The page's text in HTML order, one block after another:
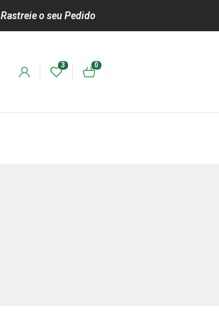
Rastreie o seu Pedido
3 0